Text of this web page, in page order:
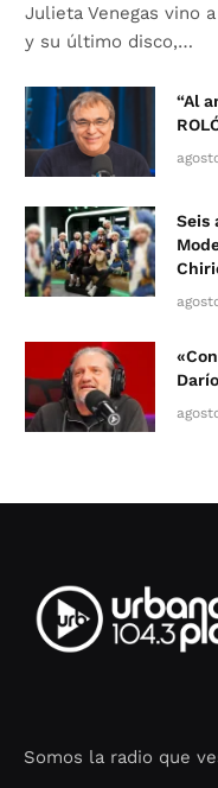
Julieta Venegas vino
y su último disco,…
“Al
Seis
Somos la radio que